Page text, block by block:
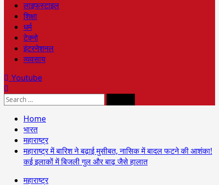
लाइफस्टाइल
शिक्षा
धर्म
टेक्नो
इंटरनेशनल
व्यवसाय
Youtube
Home
भारत
महाराष्ट्र
महाराष्ट्र में बारिश ने बढ़ाई मुसीबत, नासिक में बादल फटने की आशंका!
कई इलाकों में बिजली गुल और बाढ़ जैसे हालात
महाराष्ट्र